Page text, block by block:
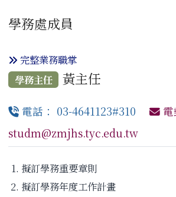
學務處成員
完整業務職掌
學務主任
黃主任
電話： 03-4641123#310
電
studm@zmjhs.tyc.edu.tw
擬訂學務重要章則
擬訂學務年度工作計畫